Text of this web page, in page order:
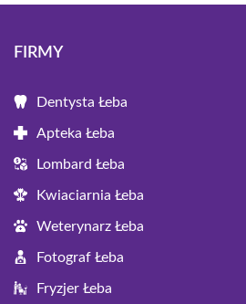
FIRMY
Dentysta Łeba
Apteka Łeba
Lombard Łeba
Kwiaciarnia Łeba
Weterynarz Łeba
Fotograf Łeba
Fryzjer Łeba